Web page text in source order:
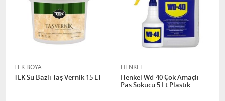
TEK BOYA
TEK Su Bazlı Taş Vernik 15 LT
HENKEL
Henkel Wd-40 Çok Amaçlı
Pas Sökücü 5 Lt Plastik